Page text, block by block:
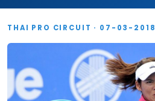
THAI PRO CIRCUIT · 07-03-2018